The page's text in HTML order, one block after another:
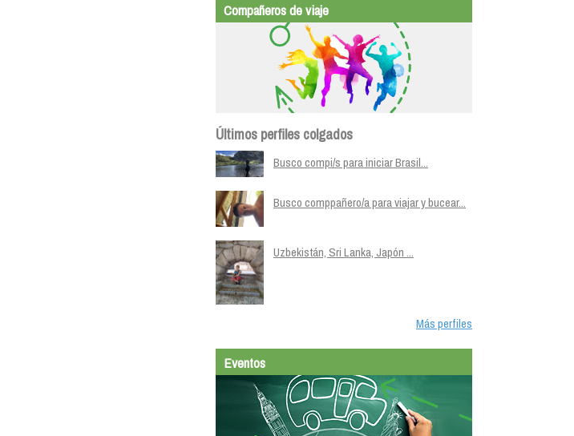
Compañeros de viaje
Últimos perfiles colgados
Busco compi/s para iniciar Brasil...
Busco comppañero/a para viajar y bucear...
Uzbekistán, Sri Lanka, Japón ...
Más perfiles
Eventos